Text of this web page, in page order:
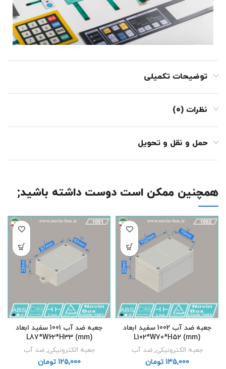
توضیحات تکمیلی
نظرات (0)
حمل و نقل و تحویل
همچنین ممکن است دوست داشته باشید;
جعبه ضد آب 1002 سفید ابعاد
L102*W70*H52 (mm)
جعبه الکترونیکی,ضد آب
تومان
جعبه ضد آب 1001 سفید ابعاد
L87*W62*H33 (mm)
جعبه الکترونیکی,ضد آب
تومان